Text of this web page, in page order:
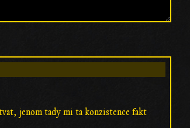
jenom tady mi ta konzistence fakt